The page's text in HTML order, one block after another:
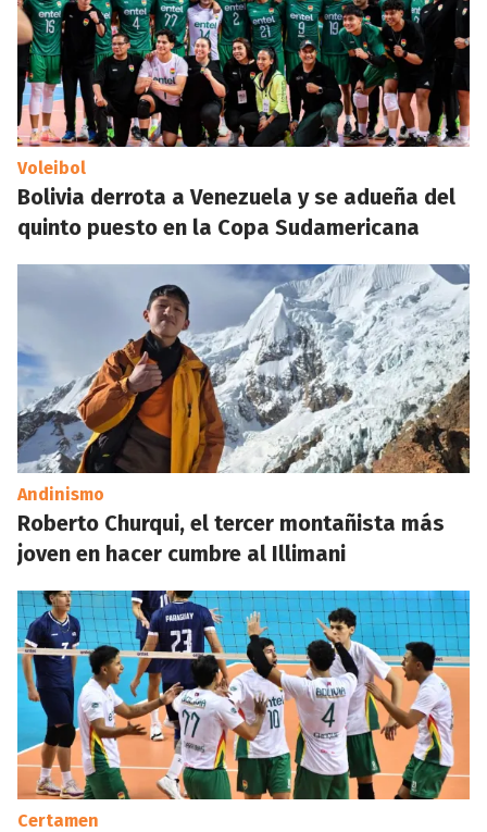
Voleibol
Bolivia derrota a Venezuela y se adueña del
quinto puesto en la Copa Sudamericana
Andinismo
Roberto Churqui, el tercer montañista más
joven en hacer cumbre al Illimani
Certamen